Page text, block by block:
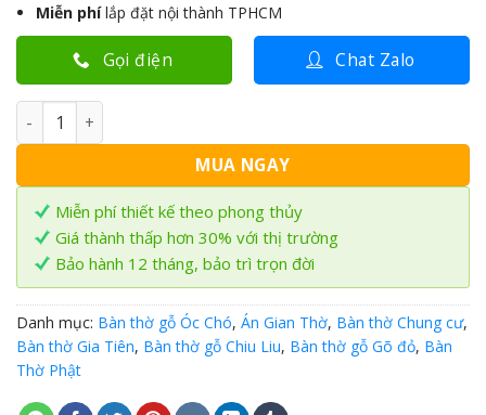
Miễn phílắp đặt nội thành TPHCM
Gọi điện Chat Zalo
Bàn Thờ đứng hiện đại gỗ Chiu Liu BT-44 số lượng
MUA NGAY
Miễn phí thiết kế theo phong thủy
Giá thành thấp hơn 30% với thị trường
Bảo hành 12 tháng, bảo trì trọn đời
Danh mục: Bàn thờ gỗ Óc Chó, Án Gian Thờ, Bàn thờ Chung cư,
Bàn thờ Gia Tiên, Bàn thờ gỗ Chiu Liu, Bàn thờ gỗ Gõ đỏ, Bàn
Thờ Phật